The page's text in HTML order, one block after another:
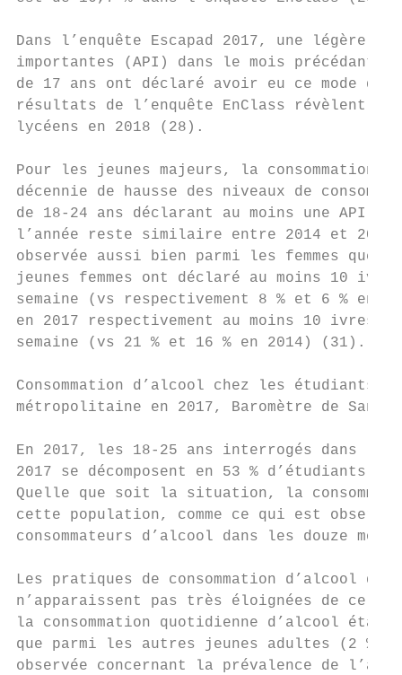
Dans l’enquête Escapad 2017, une légère
importantes (API) dans le mois précédant
de 17 ans ont déclaré avoir eu ce mode de
résultats de l’enquête EnClass révèlent
lycéens en 2018 (28).
Pour les jeunes majeurs, la consommation
décennie de hausse des niveaux de
de 18-24 ans déclarant au moins une API
l’année reste similaire entre 2014 et 2017
observée aussi bien parmi les femmes que
jeunes femmes ont déclaré au moins 10
semaine (vs respectivement 8 % et 6 % en
en 2017 respectivement au moins 10
semaine (vs 21 % et 16 % en 2014) (31).
Consommation d’alcool chez les étudiants
métropolitaine en 2017, Baromètre de Santé
En 2017, les 18-25 ans interrogés dans le
2017 se décomposent en 53 % d’étudiants,
Quelle que soit la situation, la
cette population, comme ce qui est
consommateurs d’alcool dans les douze
Les pratiques de consommation d’alcool
n’apparaissent pas très éloignées de
la consommation quotidienne d’alcool
que parmi les autres jeunes adultes (2 %
observée concernant la prévalence de